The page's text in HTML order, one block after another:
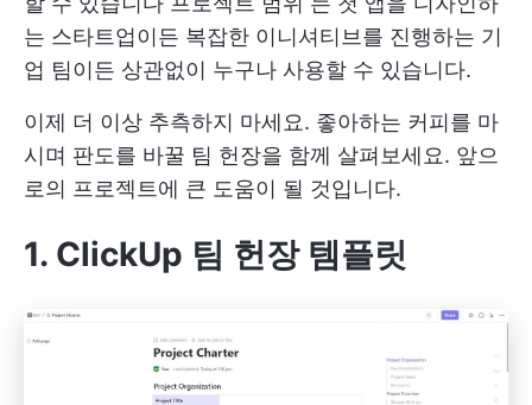
는 스타트업이든 복잡한 이니셔티브를 진행하는 기
업 팀이든 상관없이 누구나 사용할 수 있습니다.
이제 더 이상 추측하지 마세요. 좋아하는 커피를 마
시며 판도를 바꿀 팀 헌장을 함께 살펴보세요. 앞으
로의 프로젝트에 큰 도움이 될 것입니다.
1. ClickUp 팀 헌장 템플릿